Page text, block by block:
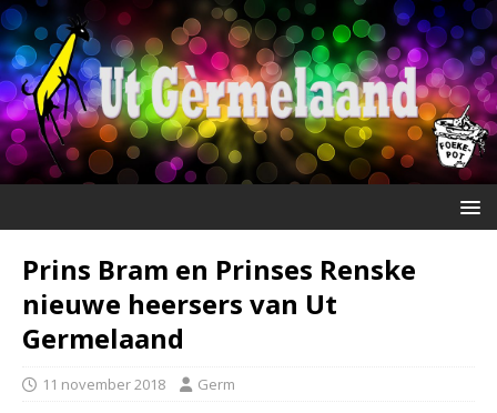
Prins Bram en Prinses Renske
nieuwe heersers van Ut
Germelaand
11 november 2018 Germ